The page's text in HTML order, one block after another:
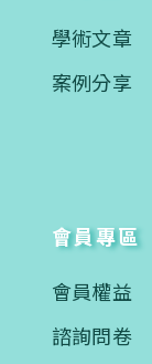
學術文章
案例分享
會員專區
會員權益
諮詢問卷